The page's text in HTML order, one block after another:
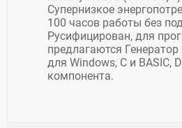
Супернизкое
100 часов работы без
Русифицирован, для
предлагаются
для Windows, C и BASIC,
компонента.